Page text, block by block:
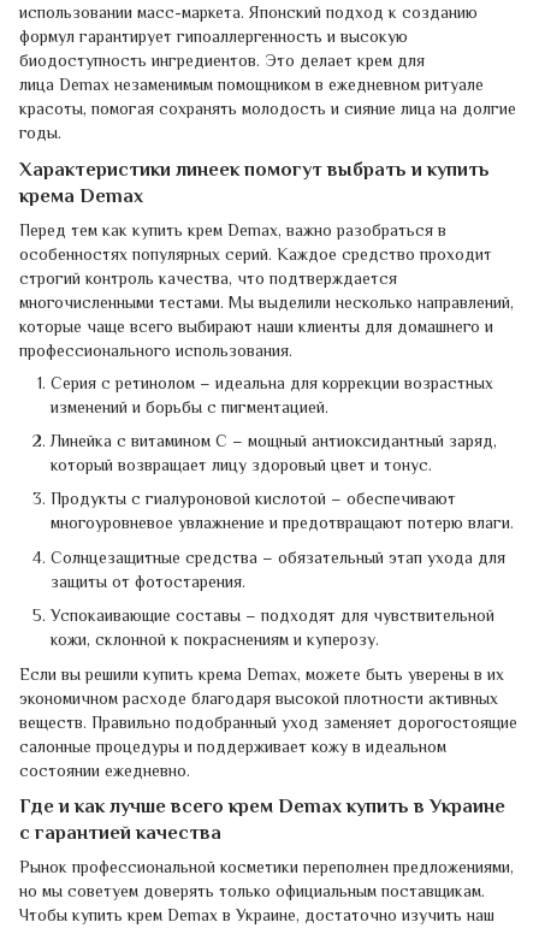
использовании масс-маркета. Японский подход к созданию
формул гарантирует гипоаллергенность и высокую
биодоступность ингредиентов. Это делает крем для
лица Demax незаменимым помощником в ежедневном ритуале
красоты, помогая сохранять молодость и сияние лица на долгие
годы.
Характеристики линеек помогут выбрать и купить
крема Demax
Перед тем как купить крем Demax, важно разобраться в
особенностях популярных серий. Каждое средство проходит
строгий контроль качества, что подтверждается
многочисленными тестами. Мы выделили несколько направлений,
которые чаще всего выбирают наши клиенты для домашнего и
профессионального использования.
Серия с ретинолом – идеальна для коррекции возрастных
изменений и борьбы с пигментацией.
Линейка с витамином С – мощный антиоксидантный заряд,
который возвращает лицу здоровый цвет и тонус.
Продукты с гиалуроновой кислотой – обеспечивают
многоуровневое увлажнение и предотвращают потерю влаги.
Солнцезащитные средства – обязательный этап ухода для
защиты от фотостарения.
Успокаивающие составы – подходят для чувствительной
кожи, склонной к покраснениям и куперозу.
Если вы решили купить крема Demax, можете быть уверены в их
экономичном расходе благодаря высокой плотности активных
веществ. Правильно подобранный уход заменяет дорогостоящие
салонные процедуры и поддерживает кожу в идеальном
состоянии ежедневно.
Где и как лучше всего крем Demax купить в Украине
с гарантией качества
Рынок профессиональной косметики переполнен предложениями,
но мы советуем доверять только официальным поставщикам.
Чтобы купить крем Demax в Украине, достаточно изучить наш